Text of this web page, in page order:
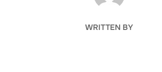
WRITTEN BY